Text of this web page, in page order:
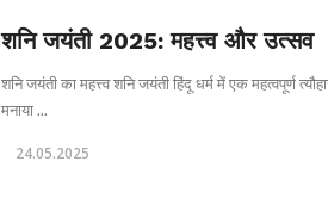
शनि जयंती 2025: महत्त्व और उत्सव
शनि जयंती का महत्त्व शनि जयंती हिंदू धर्म में एक महत्वपूर्ण
मनाया ...
24.05.2025